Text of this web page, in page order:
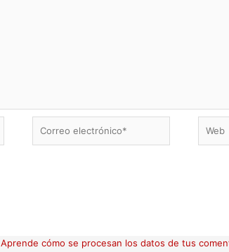
electrónico*
Aprende cómo se procesan los datos de tus